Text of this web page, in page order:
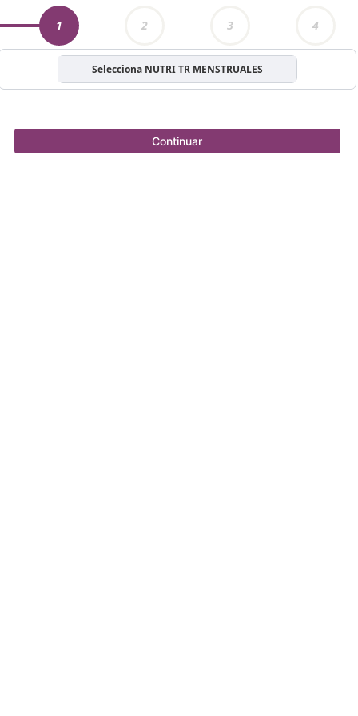
1 2 3 4
Selecciona NUTRI TR MENSTRUALES
Continuar